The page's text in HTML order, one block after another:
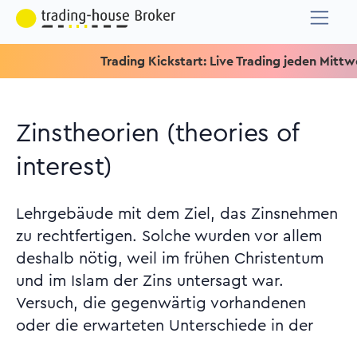
Trading Kickstart: Live Trading jeden Mittwoch
Zinstheorien (theories of
interest)
Lehrgebäude mit dem Ziel, das Zinsnehmen
zu rechtfertigen. Solche wurden vor allem
deshalb nötig, weil im frühen Christentum
und im Islam der Zins untersagt war.
Versuch, die gegenwärtig vorhandenen
oder die erwarteten Unterschiede in der